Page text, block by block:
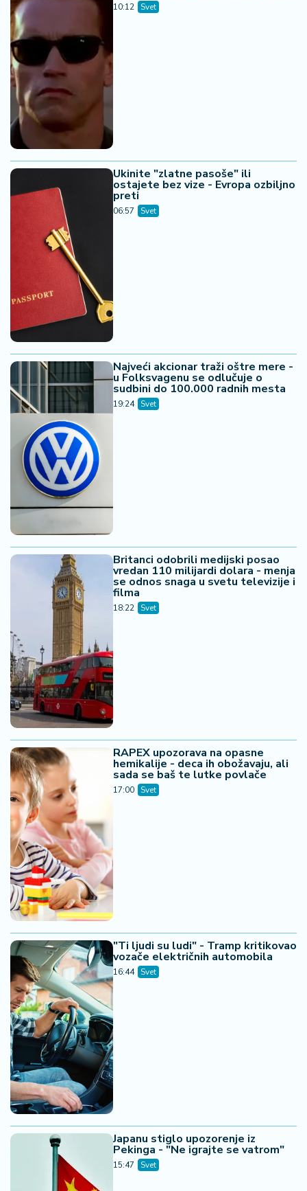
10:12 Svet
Ukinite "zlatne pasoše" ili
ostajete bez vize - Evropa ozbiljno
preti
06:57 Svet
Najveći akcionar traži oštre mere -
u Folksvagenu se odlučuje o
sudbini do 100.000 radnih mesta
19:24 Svet
Britanci odobrili medijski posao
vredan 110 milijardi dolara - menja
se odnos snaga u svetu televizije i
filma
18:22 Svet
RAPEX upozorava na opasne
hemikalije - deca ih obožavaju, ali
sada se baš te lutke povlače
17:00 Svet
"Ti ljudi su ludi" - Tramp kritikovao
vozače električnih automobila
16:44 Svet
Japanu stiglo upozorenje iz
Pekinga - "Ne igrajte se vatrom"
15:47 Svet